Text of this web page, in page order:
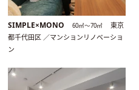
SIMPLE×MONO 60㎡〜70㎡
東京
都千代田区 ／マンションリノベーショ
ン